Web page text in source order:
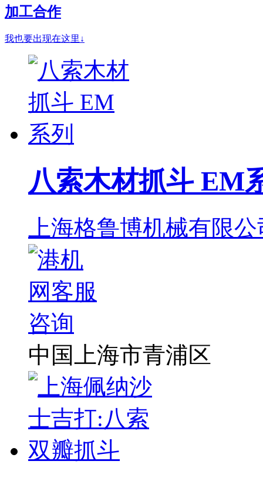
加工合作
我也要出现在这里↓
八索木材抓斗 EM
上海格鲁博机械有限
中国上海市青浦区